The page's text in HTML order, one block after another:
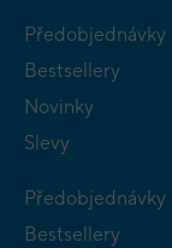
Předobjednávky
Bestsellery
Novinky
Slevy
Předobjednávky
Bestsellery